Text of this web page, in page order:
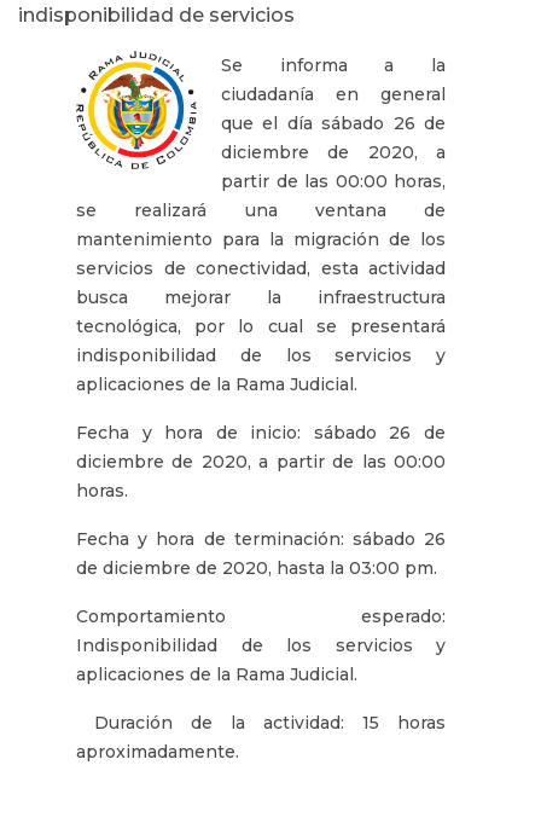
indisponibilidad de servicios
Se informa a la
ciudadanía en general
que el día sábado 26 de
diciembre de 2020, a
partir de las 00:00 horas,
se realizará una ventana de
mantenimiento para la migración de los
servicios de conectividad, esta actividad
busca mejorar la infraestructura
tecnológica, por lo cual se presentará
indisponibilidad de los servicios y
aplicaciones de la Rama Judicial.
Fecha y hora de inicio: sábado 26 de
diciembre de 2020, a partir de las 00:00
horas.
Fecha y hora de terminación: sábado 26
de diciembre de 2020, hasta la 03:00 pm.
Comportamiento esperado:
Indisponibilidad de los servicios y
aplicaciones de la Rama Judicial.
Duración de la actividad: ​15 horas
aproximadamente.